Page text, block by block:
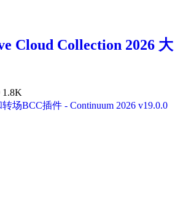
Cloud Collection 2026 大
1.8K